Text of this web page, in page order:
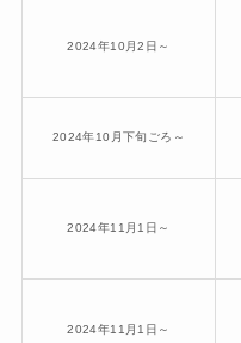
2024年10月2日～
2024年10月下旬ごろ～
2024年11月1日～
2024年11月1日～